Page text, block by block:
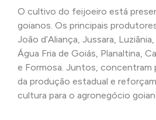
O cultivo do feijoeiro está
goianos. Os principais
João d’Aliança, Jussara,
Água Fria de Goiás, Planaltina,
e Formosa. Juntos, concentram
da produção estadual e
cultura para o agronegócio